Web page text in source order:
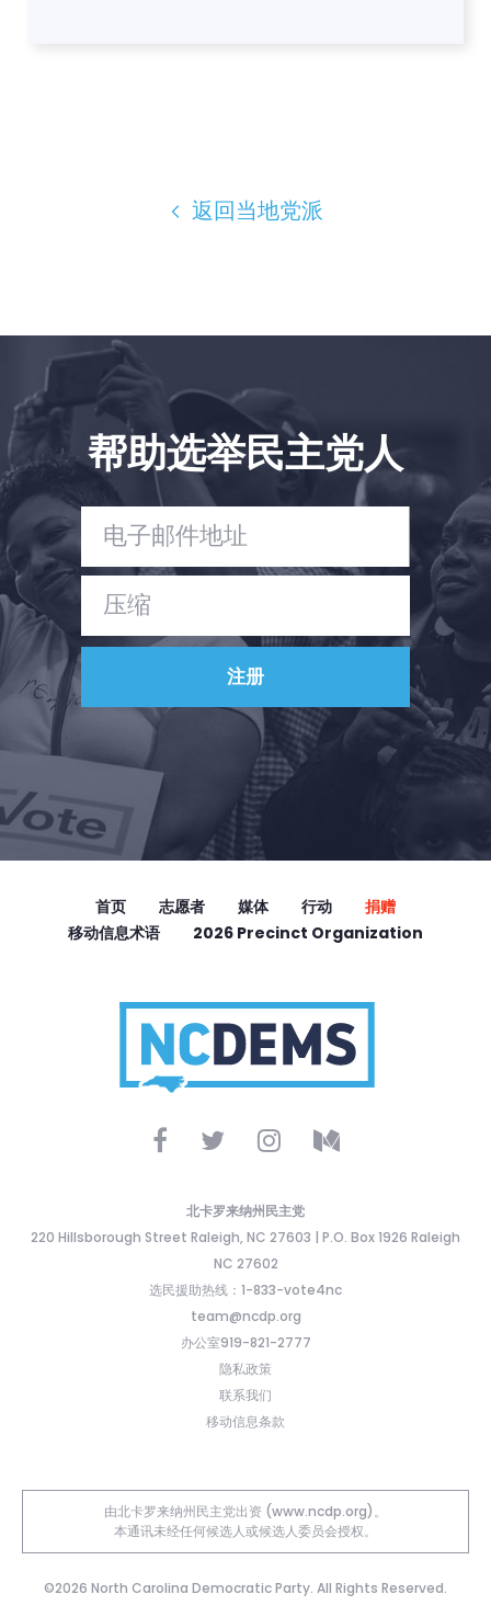
新闻
返回当地党派
帮助选举民主党人
首页 志愿者 媒体 行动
捐赠
移动信息术语
2026 Precinct Organization
北卡罗来纳州民主党
220 Hillsborough Street Raleigh, NC 27603 | P.O. Box 1926 Raleigh
NC 27602
选民援助热线：1-833-vote4nc
team@ncdp.org
办公室919-821-2777
隐私政策
联系我们
移动信息条款
由北卡罗来纳州民主党出资 (www.ncdp.org)。
本通讯未经任何候选人或候选人委员会授权。
©2026 North Carolina Democratic Party. All Rights Reserved.